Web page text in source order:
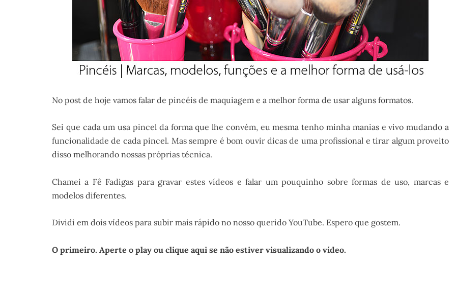
No post de hoje vamos falar de pincéis de maquiagem e a melhor forma de usar alguns formatos.
Sei que cada um usa pincel da forma que lhe convém, eu mesma tenho minha manias e vivo mudando a
funcionalidade de cada pincel. Mas sempre é bom ouvir dicas de uma profissional e tirar algum proveito
disso melhorando nossas próprias técnica.
Chamei a Fê Fadigas para gravar estes vídeos e falar um pouquinho sobre formas de uso, marcas e
modelos diferentes.
Dividi em dois vídeos para subir mais rápido no nosso querido YouTube. Espero que gostem.
O primeiro. Aperte o play ou clique aqui se não estiver visualizando o vídeo.